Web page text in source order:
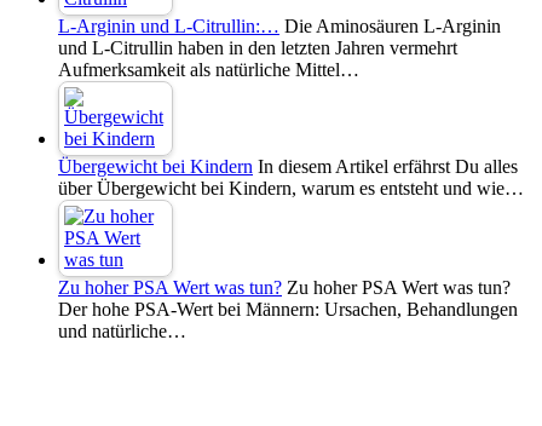
L-Arginin und L-Citrullin:… Die Aminosäuren L-Arginin
und L-Citrullin haben in den letzten Jahren vermehrt
Aufmerksamkeit als natürliche Mittel…
Übergewicht bei Kindern In diesem Artikel erfährst Du alles
über Übergewicht bei Kindern, warum es entsteht und wie…
Zu hoher PSA Wert was tun? Zu hoher PSA Wert was tun?
Der hohe PSA-Wert bei Männern: Ursachen, Behandlungen
und natürliche…